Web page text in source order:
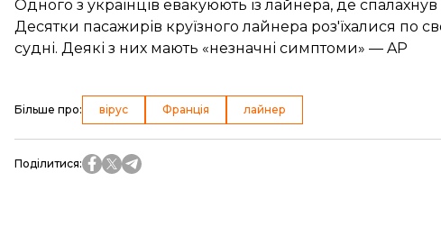
Одного з українців евакуюють із лайнера, де
Десятки пасажирів круїзного лайнера роз'їхалися по
судні. Деякі з них мають «незначні симптоми» — AP
Більше про: вірус Франція лайнер
Поділитися: